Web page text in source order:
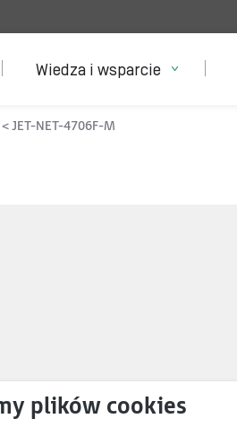
Wiedza i wsparcie
JET-NET-4706F-M